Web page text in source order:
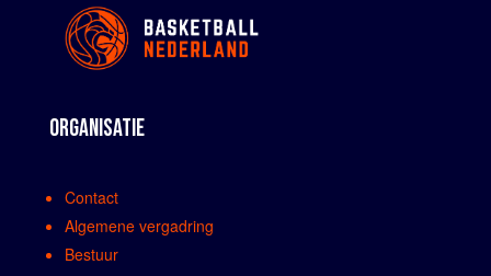
ORGANISATIE
Contact
Algemene vergadring
Bestuur